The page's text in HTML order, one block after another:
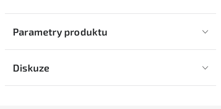
Parametry produktu
Diskuze